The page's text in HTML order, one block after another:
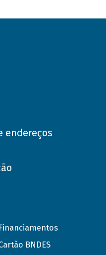
endereços
Financiamentos
BNDES